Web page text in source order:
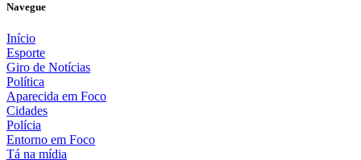
Navegue
Início
Esporte
Giro de Notícias
Política
Aparecida em Foco
Cidades
Polícia
Entorno em Foco
Tá na mídia